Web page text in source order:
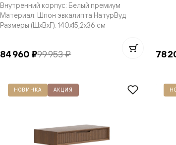
Внутренний корпус: Белый премиум
Материал: Шпон эвкалипта НатурВуд
Размеры (ШxВxГ): 140x15,2x36 см
84 960 ₽99 953 ₽ 78
НОВИНКА АКЦИЯ